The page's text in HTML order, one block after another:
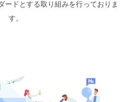
ードとする取り組みを行っておりま
す。